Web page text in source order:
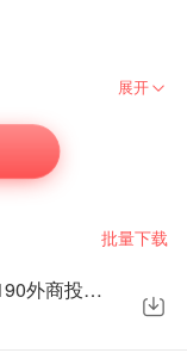
展开
批量下载
经济法-第12章涉外经济法律制度-190外商投资法律制度